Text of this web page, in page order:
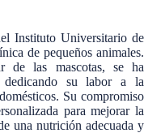
Instituto Universitario de
de pequeños animales.
de las mascotas, se ha
su labor a la
Su compromiso
para mejorar la
una nutrición adecuada y